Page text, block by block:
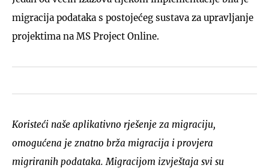
migracija podataka s postojećeg sustava za upravljanje
projektima na MS Project Online.
Koristeći naše aplikativno rješenje za migraciju,
omogućena je znatno brža migracija i provjera
migriranih podataka. Migracijom izvještaja svi su